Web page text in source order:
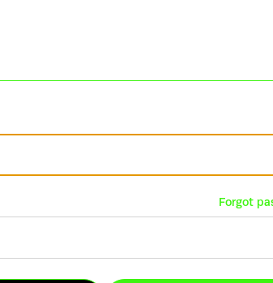
Forgot